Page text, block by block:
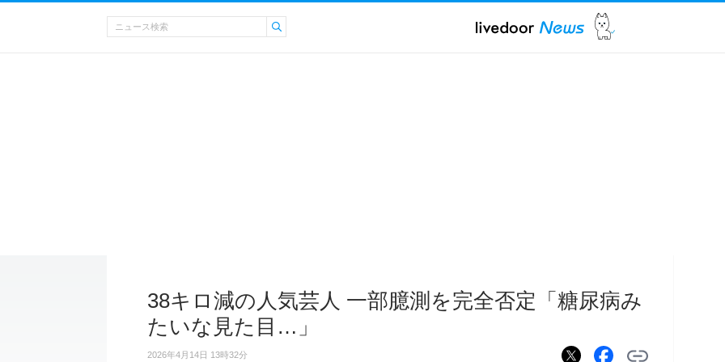
38キロ減の人気芸人 一部臆測を完全否定「糖尿病み
たいな見た目…」
2026年4月14日 13時32分